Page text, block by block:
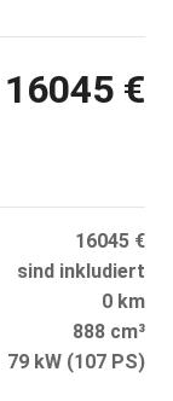
16045 €
16045 €
sind inkludiert
0 km
888 cm³
79 kW (107 PS)